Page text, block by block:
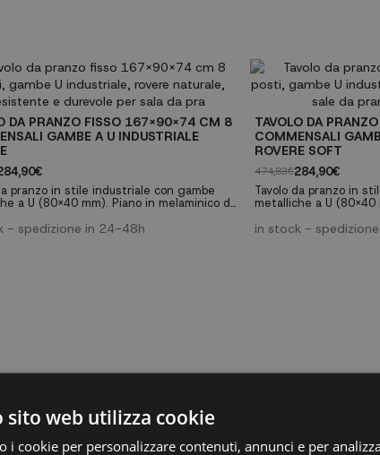
DA PRANZO FISSO 167X90X74 CM 8
GAMBE A U INDUSTRIALE
pranzo in stile industriale con gambe
a U (80x40 mm). Piano in melaminico da
per riunioni di famiglia o come tavolo da
✓ Capacità per 8
- spedizione in 24-48h
TAVOLO DA
COMMENSALI
ROVERE SOFT
474,83€284,90€
Tavolo da pranzo in
metalliche a U (80x40
Perfetto per riunioni di
lavoro
in stock -
sito web utilizza cookie
i cookie per personalizzare contenuti, annunci e per